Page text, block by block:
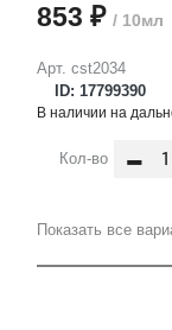
Арт. cst2034
ID: 17799390
853 ₽ / 10мл
В наличии на
Кол-во -
Показать все